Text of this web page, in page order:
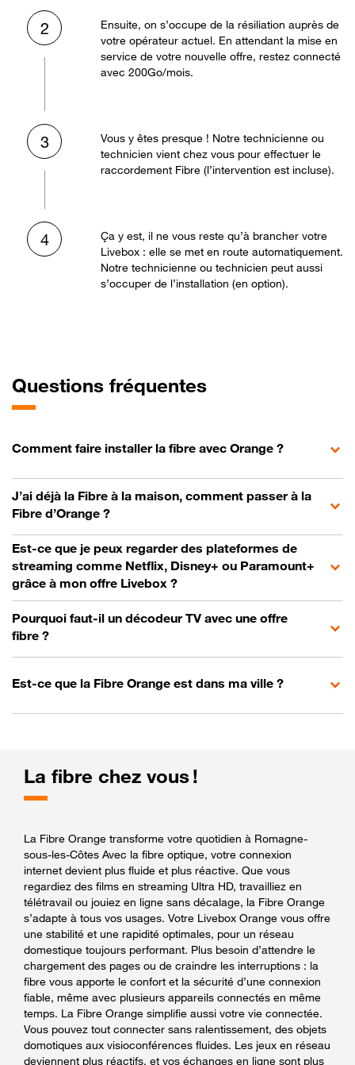
2
Ensuite, on s’occupe de la résiliation auprès de
votre opérateur actuel. En attendant la mise en
service de votre nouvelle offre, restez connecté
avec 200Go/mois.
3
Vous y êtes presque ! Notre technicienne ou
technicien vient chez vous pour effectuer le
raccordement Fibre (l’intervention est incluse).
4
Ça y est, il ne vous reste qu’à brancher votre
Livebox : elle se met en route automatiquement.
Notre technicienne ou technicien peut aussi
s’occuper de l’installation (en option).
Questions fréquentes
Comment faire installer la fibre avec Orange ?
J’ai déjà la Fibre à la maison, comment passer à la
Fibre d’Orange ?
Est-ce que je peux regarder des plateformes de
streaming comme Netflix, Disney+ ou Paramount+
grâce à mon offre Livebox ?
Pourquoi faut-il un décodeur TV avec une offre
fibre ?
Est-ce que la Fibre Orange est dans ma ville ?
La fibre chez vous !
La Fibre Orange transforme votre quotidien à Romagne-
sous-les-Côtes Avec la fibre optique, votre connexion
internet devient plus fluide et plus réactive. Que vous
regardiez des films en streaming Ultra HD, travailliez en
télétravail ou jouiez en ligne sans décalage, la Fibre Orange
s’adapte à tous vos usages. Votre Livebox Orange vous offre
une stabilité et une rapidité optimales, pour un réseau
domestique toujours performant. Plus besoin d’attendre le
chargement des pages ou de craindre les interruptions : la
fibre vous apporte le confort et la sécurité d’une connexion
fiable, même avec plusieurs appareils connectés en même
temps. La Fibre Orange simplifie aussi votre vie connectée.
Vous pouvez tout connecter sans ralentissement, des objets
domotiques aux visioconférences fluides. Les jeux en réseau
deviennent plus réactifs, et vos échanges en ligne sont plus